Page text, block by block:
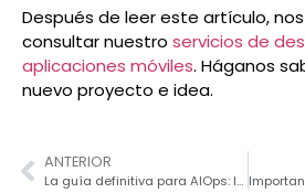
Después de leer este artículo,
consultar nuestro servicios de
aplicaciones móviles. Háganos
nuevo proyecto e idea.
ANTERIOR
La guía definitiva para AIOps: la evolución de las operaciones de TI